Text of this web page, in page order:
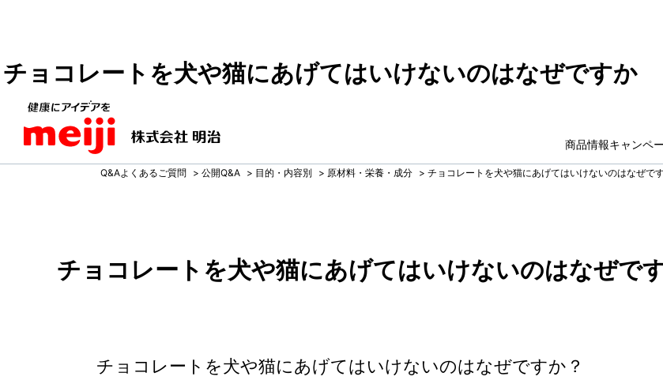
チョコレートを犬や猫にあげてはいけないのはなぜですか
商品情報キャンペ
Q&Aよくあるご質問 > 公開Q&A > 目的・内容別 > 原材料・栄養・成分 > チョコレートを犬や猫にあげてはいけないのはなぜで
チョコレートを犬や猫にあげてはいけないのはなぜで
チョコレートを犬や猫にあげてはいけないのはなぜですか？